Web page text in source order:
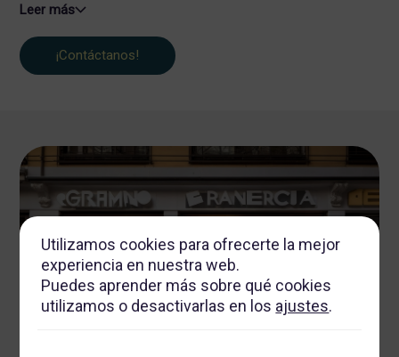
Leer más
¡Contáctanos!
Utilizamos cookies para ofrecerte la mejor
experiencia en nuestra web.
Puedes aprender más sobre qué cookies
utilizamos o desactivarlas en los ajustes.